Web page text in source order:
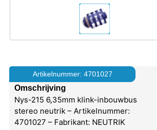
Artikelnummer: 4701027
Omschrijving
Nys-215 6,35mm klink-inbouwbus
stereo neutrik – Artikelnummer:
4701027 – Fabrikant: NEUTRIK